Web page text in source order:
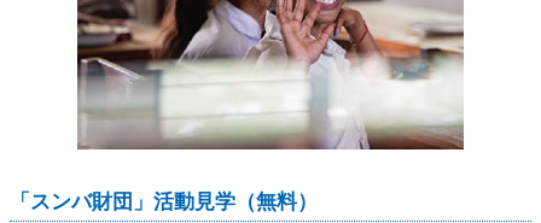
「スンバ財団」活動見学（無料）